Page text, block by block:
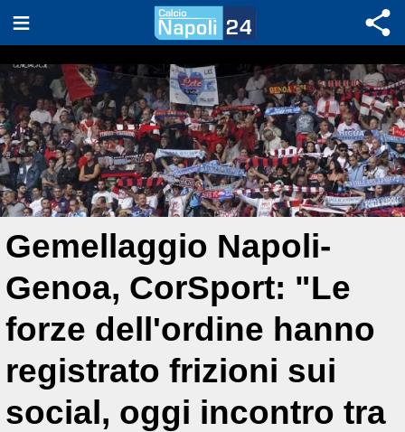
Gemellaggio Napoli-
Genoa, CorSport: "Le
forze dell'ordine hanno
registrato frizioni sui
social, oggi incontro tra